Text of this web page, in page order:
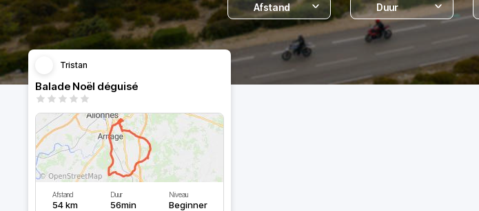
Afstand Duur
Tristan
Balade Noël déguisé
Afstand
54 km
Duur
56min
Niveau
Beginner